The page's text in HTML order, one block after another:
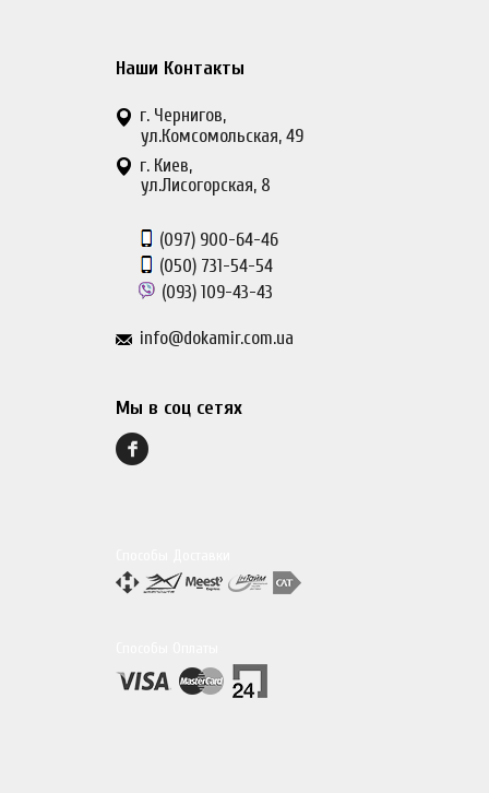
Наши Контакты
г. Чернигов,
ул.Комсомольская, 49
г. Киев,
ул.Лисогорская, 8
(097) 900-64-46
(050) 731-54-54
(093) 109-43-43
info@dokamir.com.ua
Мы в соц сетях